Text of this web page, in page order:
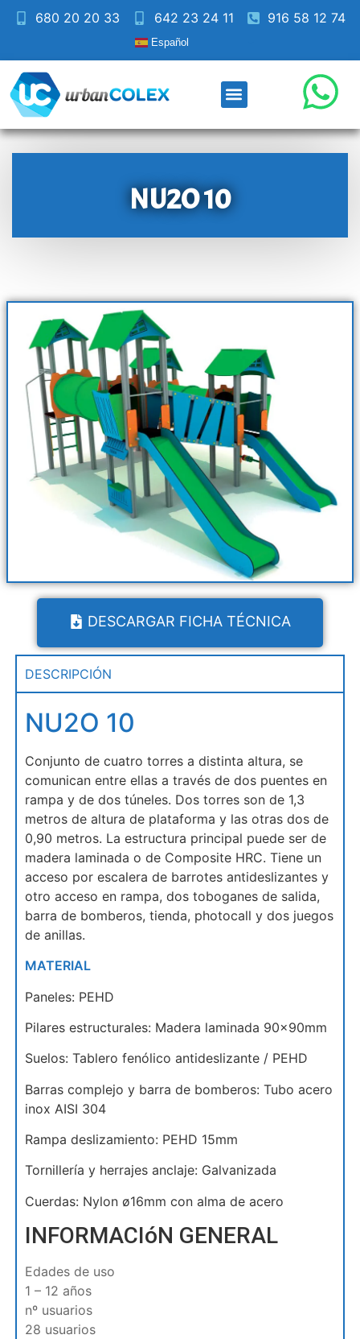
680 20 20 33 642 23 24 11 916 58 12 74
Español
NU2O 10
DESCARGAR FICHA TÉCNICA
DESCRIPCIÓN
NU2O 10
Conjunto de cuatro torres a distinta altura, se
comunican entre ellas a través de dos puentes en
rampa y de dos túneles. Dos torres son de 1,3
metros de altura de plataforma y las otras dos de
0,90 metros. La estructura principal puede ser de
madera laminada o de Composite HRC. Tiene un
acceso por escalera de barrotes antideslizantes y
otro acceso en rampa, dos toboganes de salida,
barra de bomberos, tienda, photocall y dos juegos
de anillas.
MATERIAL
Paneles: PEHD
Pilares estructurales: Madera laminada 90x90mm
Suelos: Tablero fenólico antideslizante / PEHD
Barras complejo y barra de bomberos: Tubo acero
inox AISI 304
Rampa deslizamiento: PEHD 15mm
Tornillería y herrajes anclaje: Galvanizada
Cuerdas: Nylon ø16mm con alma de acero
INFORMACIóN GENERAL
Edades de uso
1 – 12 años
nº usuarios
28 usuarios